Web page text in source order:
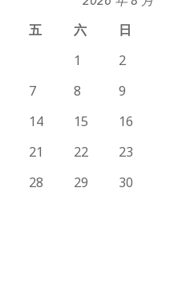
五 六
日
1
2
7 8
9
14 15
16
21 22
23
28 29
30